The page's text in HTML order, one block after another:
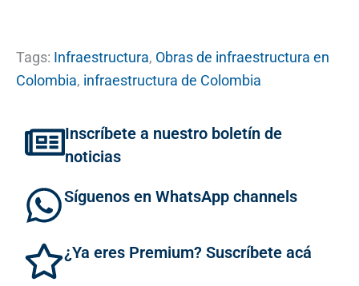
Tags: Infraestructura, Obras de infraestructura en
Colombia, infraestructura de Colombia
Inscríbete a nuestro boletín de
noticias
Síguenos en WhatsApp channels
¿Ya eres Premium? Suscríbete acá